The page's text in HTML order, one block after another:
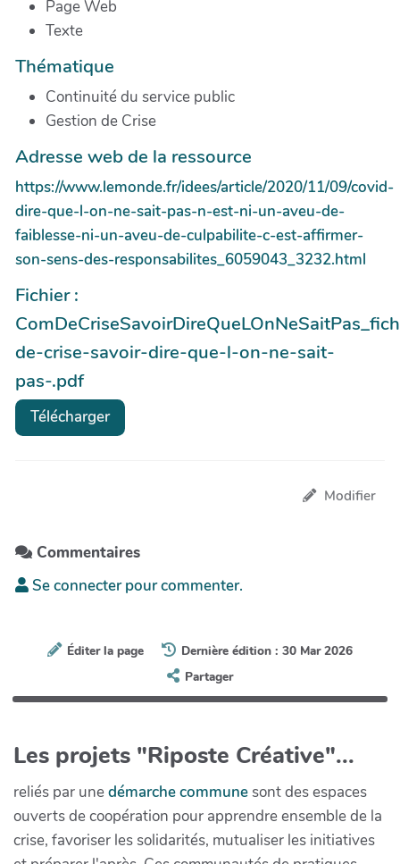
Page Web
Texte
Thématique
Continuité du service public
Gestion de Crise
Adresse web de la ressource
https://www.lemonde.fr/idees/article/2020/11/09/covid-
dire-que-l-on-ne-sait-pas-n-est-ni-un-aveu-de-
faiblesse-ni-un-aveu-de-culpabilite-c-est-affirmer-
son-sens-des-responsabilites_6059043_3232.html
Fichier :
de-crise-savoir-dire-que-l-on-ne-sait-
pas-.pdf
Télécharger
Modifier
Commentaires
Se connecter pour commenter.
Éditer la page
Dernière édition : 30 Mar 2026
Partager
Les projets "Riposte Créative"...
reliés par unedémarche communesont des espaces
ouverts de coopération pour apprendre ensemble de la
crise, favoriser les solidarités, mutualiser les initiatives